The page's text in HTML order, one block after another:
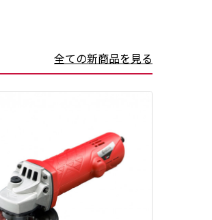
全ての新商品を見る